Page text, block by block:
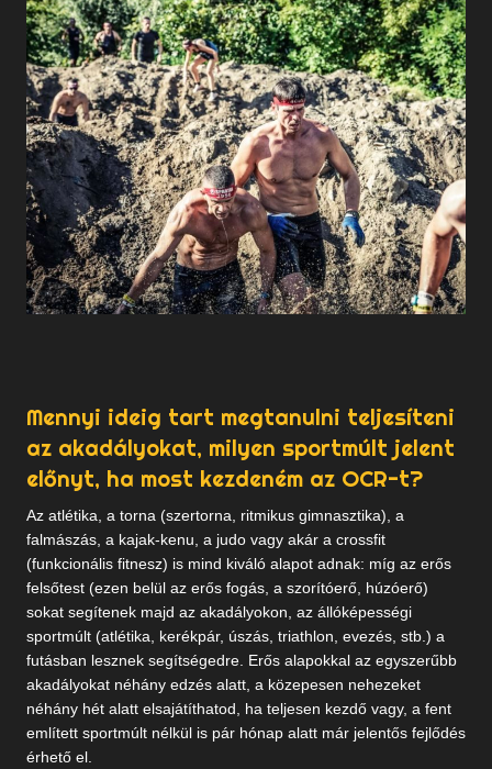
Mennyi ideig tart megtanulni teljesíteni
az akadályokat, milyen sportmúlt jelent
előnyt, ha most kezdeném az OCR-t?
Az atlétika, a torna (szertorna, ritmikus gimnasztika), a
falmászás, a kajak-kenu, a judo vagy akár a crossfit
(funkcionális fitnesz) is mind kiváló alapot adnak: míg az erős
felsőtest (ezen belül az erős fogás, a szorítóerő, húzóerő)
sokat segítenek majd az akadályokon, az állóképességi
sportmúlt (atlétika, kerékpár, úszás, triathlon, evezés, stb.) a
futásban lesznek segítségedre. Erős alapokkal az egyszerűbb
akadályokat néhány edzés alatt, a közepesen nehezeket
néhány hét alatt elsajátíthatod, ha teljesen kezdő vagy, a fent
említett sportmúlt nélkül is pár hónap alatt már jelentős fejlődés
érhető el.